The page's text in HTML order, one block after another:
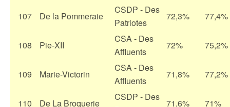
107 De la Pommeraie
CSDP - Des
Patriotes
72,3% 77,4%
108 Pie-XII
CSA - Des
Affluents
72% 75,2%
109 Marie-Victorin
CSA - Des
Affluents
71,8% 77,2%
110 De La Broquerie
CSDP - Des
71,6% 71%